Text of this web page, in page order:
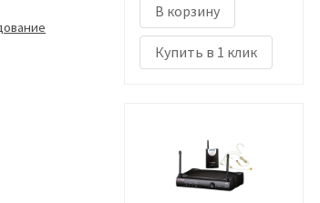
В корзину
Купить в 1 клик